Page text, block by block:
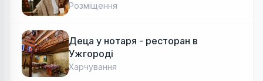
Розміщення
Деца у нотаря - ресторан в
Ужгороді
Харчування